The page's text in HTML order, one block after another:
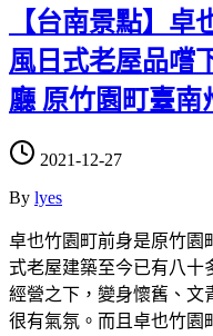
【台南景點】卓
風日式老屋品嚐
廳 原竹園町臺南
2021-12-27
By lyes
卓也竹園町前身是原竹園
式老屋建築至今已有八十
經營之下，變身懷舊、文
很有氣氛。而且卓也竹園